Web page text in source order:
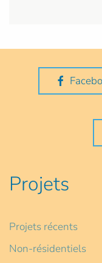
Projets
Projets récents
Non-résidentiels